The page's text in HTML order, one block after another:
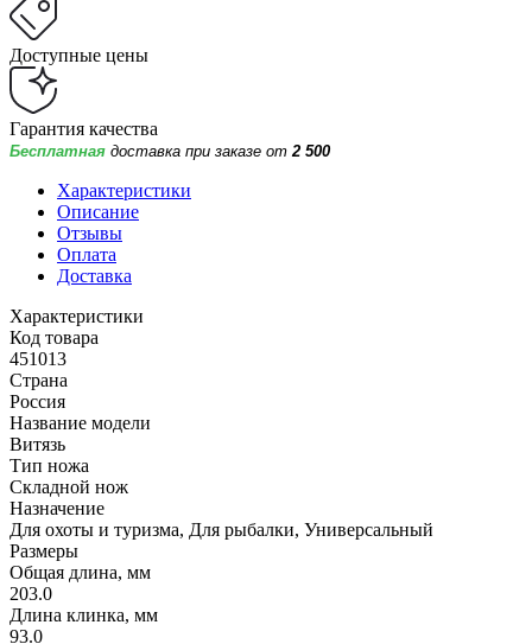
Доступные цены
Гарантия качества
Бесплатная доставка при заказе от 2 500
Характеристики
Описание
Отзывы
Оплата
Доставка
Характеристики
Код товара
451013
Страна
Россия
Название модели
Витязь
Тип ножа
Складной нож
Назначение
Для охоты и туризма, Для рыбалки, Универсальный
Размеры
Общая длина, мм
203.0
Длина клинка, мм
93.0